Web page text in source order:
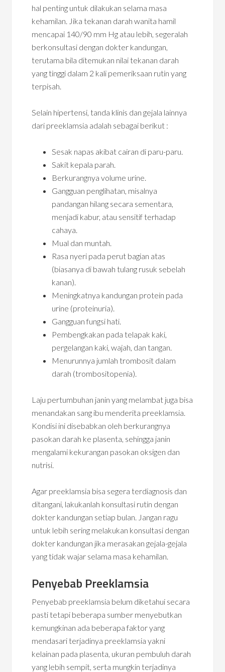
hal penting untuk dilakukan selama masa
kehamilan. Jika tekanan darah wanita hamil
mencapai 140/90 mm Hg atau lebih, segeralah
berkonsultasi dengan dokter kandungan,
terutama bila ditemukan nilai tekanan darah
yang tinggi dalam 2 kali pemeriksaan rutin yang
terpisah.
Selain hipertensi, tanda klinis dan gejala lainnya
dari preeklamsia adalah sebagai berikut :
Sesak napas akibat cairan di paru-paru.
Sakit kepala parah.
Berkurangnya volume urine.
Gangguan penglihatan, misalnya
pandangan hilang secara sementara,
menjadi kabur, atau sensitif terhadap
cahaya.
Mual dan muntah.
Rasa nyeri pada perut bagian atas
(biasanya di bawah tulang rusuk sebelah
kanan).
Meningkatnya kandungan protein pada
urine (proteinuria).
Gangguan fungsi hati.
Pembengkakan pada telapak kaki,
pergelangan kaki, wajah, dan tangan.
Menurunnya jumlah trombosit dalam
darah (trombositopenia).
Laju pertumbuhan janin yang melambat juga bisa
menandakan sang ibu menderita preeklamsia.
Kondisi ini disebabkan oleh berkurangnya
pasokan darah ke plasenta, sehingga janin
mengalami kekurangan pasokan oksigen dan
nutrisi.
Agar preeklamsia bisa segera terdiagnosis dan
ditangani, lakukanlah konsultasi rutin dengan
dokter kandungan setiap bulan. Jangan ragu
untuk lebih sering melakukan konsultasi dengan
dokter kandungan jika merasakan gejala-gejala
yang tidak wajar selama masa kehamilan.
Penyebab Preeklamsia
Penyebab preeklamsia belum diketahui secara
pasti tetapi beberapa sumber menyebutkan
kemungkinan ada beberapa faktor yang
mendasari terjadinya preeklamsia yakni
kelainan pada plasenta, ukuran pembuluh darah
yang lebih sempit, serta mungkin terjadinya